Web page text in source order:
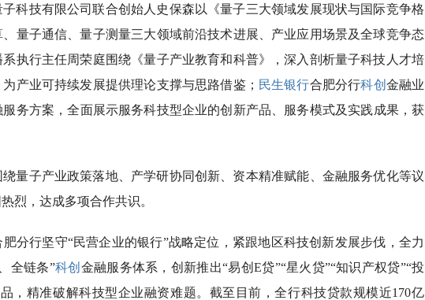
科技有限公司联合创始人史保森以《量子三大领域发展现状与国际竞争格
量子通信、量子测量三大领域前沿技术进展、产业应用场景及全球竞争态
执行主任周荣庭围绕《量子产业教育和科普》，深入剖析量子科技人才培
产业可持续发展提供理论支撑与思路借鉴； 民生银行合肥分行科创 金融业
服务方案，全面展示服务科技型企业的创新产品、服务模式及实践成果，获
量子产业政策落地、产学研协同创新、资本精准赋能、金融服务优化等议
烈，达成多项合作共识。
肥分行坚守“民营企业的银行”战略定位，紧跟地区科技创新发展步伐，全力
全链条”科创 金融服务体系，创新推出“易创E贷”“星火贷”“知识产权贷”“投
，精准破解科技型企业融资难题。截至目前，全行科技贷款规模近170亿